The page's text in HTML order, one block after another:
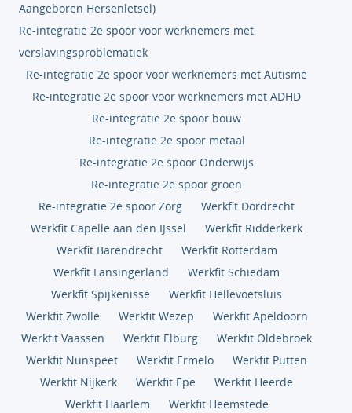
Aangeboren Hersenletsel)
Re-integratie 2e spoor voor werknemers met
verslavingsproblematiek
Re-integratie 2e spoor voor werknemers met Autisme
Re-integratie 2e spoor voor werknemers met ADHD
Re-integratie 2e spoor bouw
Re-integratie 2e spoor metaal
Re-integratie 2e spoor Onderwijs
Re-integratie 2e spoor groen
Re-integratie 2e spoor Zorg
Werkfit Dordrecht
Werkfit Capelle aan den IJssel
Werkfit Ridderkerk
Werkfit Barendrecht
Werkfit Rotterdam
Werkfit Lansingerland
Werkfit Schiedam
Werkfit Spijkenisse
Werkfit Hellevoetsluis
Werkfit Zwolle
Werkfit Wezep
Werkfit Apeldoorn
Werkfit Vaassen
Werkfit Elburg
Werkfit Oldebroek
Werkfit Nunspeet
Werkfit Ermelo
Werkfit Putten
Werkfit Nijkerk
Werkfit Epe
Werkfit Heerde
Werkfit Haarlem
Werkfit Heemstede